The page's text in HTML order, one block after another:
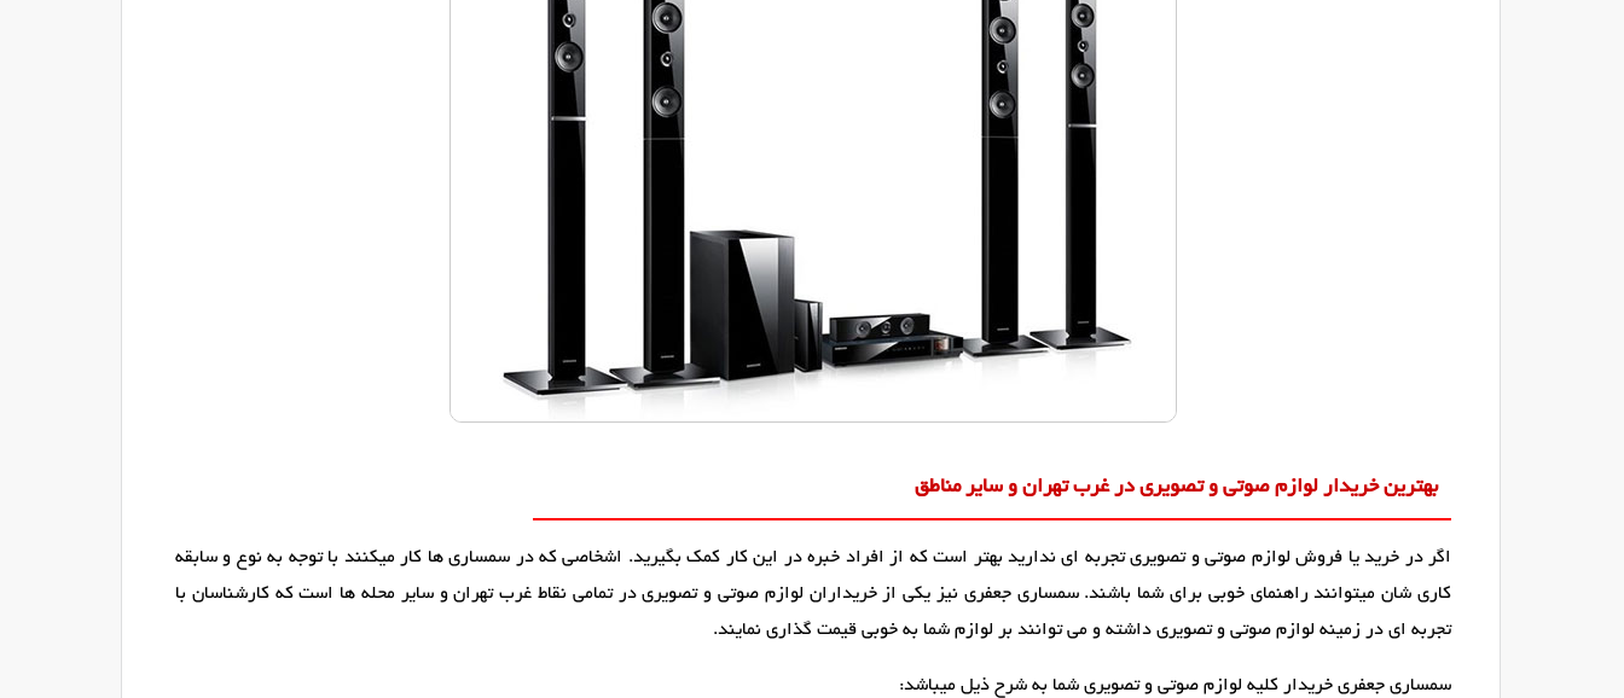
بهترین خریدار لوازم صوتی و تصویری در غرب تهران و سایر مناطق
اگر در خرید یا فروش لوازم صوتی و تصویری تجربه ای ندارید بهتر است که از افراد خبره در این کار کمک بگیرید. اشخاصی که در سمساری ها کار میکنند با توجه به نوع و سابقه
کاری شان میتوانند راهنمای خوبی برای شما باشند. سمساری جعفری نیز یکی از خریداران لوازم صوتی و تصویری در تمامی نقاط غرب تهران و سایر محله ها است که کارشناسان با
تجربه ای در زمینه لوازم صوتی و تصویری داشته و می توانند بر لوازم شما به خوبی قیمت گذاری نمایند.
سمساری جعفری خریدار کلیه لوازم صوتی و تصویری شما به شرح ذیل میباشد: